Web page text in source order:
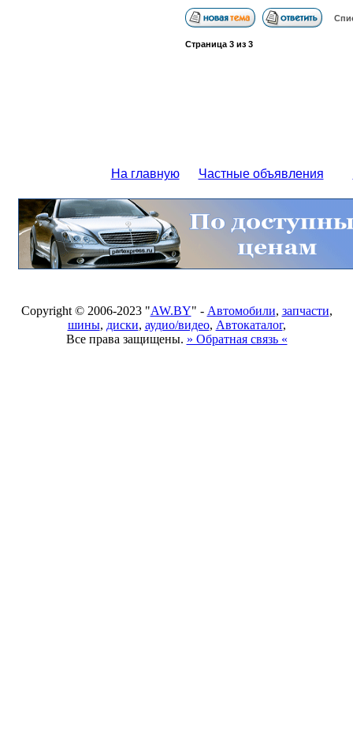
Страница 3из 3
На главную Частные объявления
Copyright © 2006-2023 "AW.BY" - Автомобили, запчасти,
шины, диски, аудио/видео, Автокаталог,
Все права защищены. » Обратная связь «